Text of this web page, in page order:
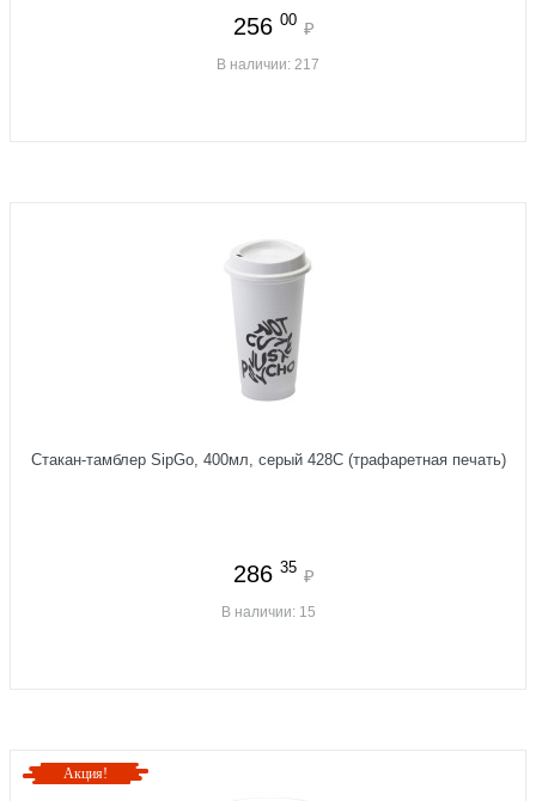
256 00 ₽
В наличии: 217
Стакан-тамблер SipGo, 400мл, серый 428С (трафаретная печать)
286 35 ₽
В наличии: 15
Акция!